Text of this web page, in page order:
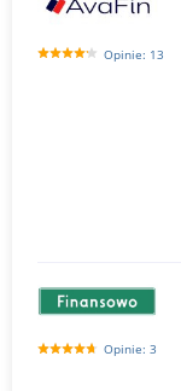
Opinie: 13
Opinie: 3